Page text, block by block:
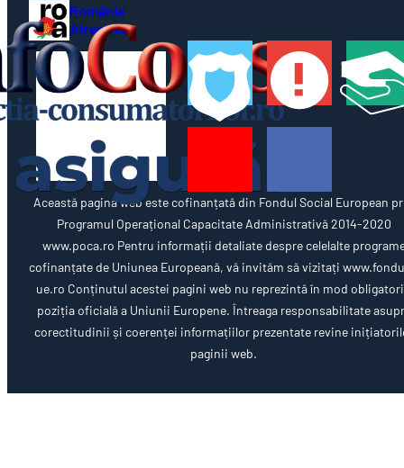
România
Atractivă
Această pagină web este cofinanțată din Fondul Social European
Programul Operațional Capacitate Administrativă 2014-2020
www.poca.ro Pentru informații detaliate despre celelalte
cofinanțate de Uniunea Europeană, vă invităm să vizitați
ue.ro Conținutul acestei pagini web nu reprezintă în mod
poziția oficială a Uniunii Europene. Întreaga responsabilitate
corectitudinii și coerenței informațiilor prezentate revine
paginii web.